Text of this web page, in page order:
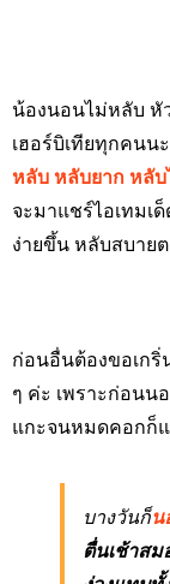
น้องนอนไม่หลับ หั
เฮอร์บิเทียทุกคน
หลับ หลับยาก หลั
จะมาแชร์ไอเทม
ง่ายขึ้น หลับสบาย
ก่อนอื่นต้องขอเก
ๆ ค่ะ เพราะก่อนน
แกะจนหมดคอกก็
บางวันก็น
ตื่นเช้าสม